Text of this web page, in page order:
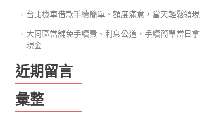
計
讓
台北機車借款手續簡單、額度滿意，當天輕鬆領現
大同區當舖免手續費、利息公道，手續簡單當日拿
現金
近期留言
彙整